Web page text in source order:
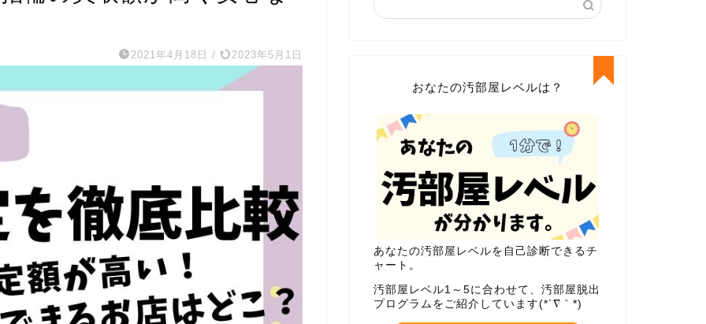
2021年4月18日 / 2023年5月1日
おなたの汚部屋レベルは？
あなたの汚部屋レベルを自己診断できるチ
ャート。
汚部屋レベル1～5に合わせて、汚部屋脱出
プログラムをご紹介しています(*´∇｀*)